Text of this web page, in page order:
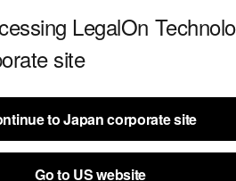
LegalOn
site
to Japan corporate site
to Japan corporate site
Go to US website
により、法務と事業部のス
支援します。
面イメージ